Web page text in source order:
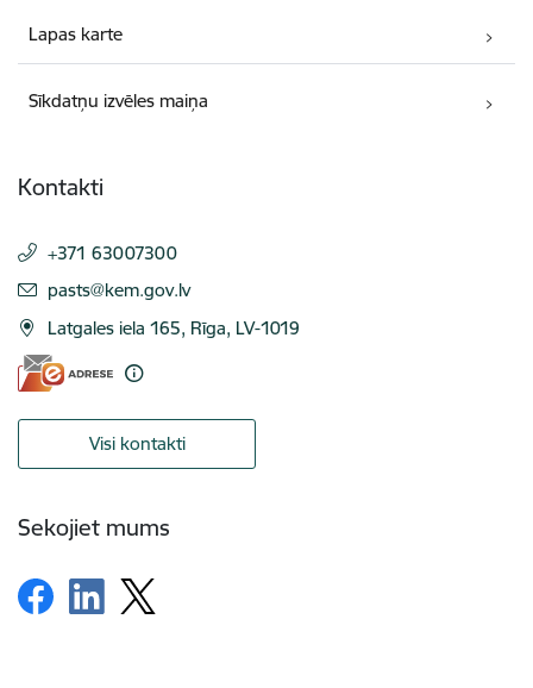
Lapas karte
Sīkdatņu izvēles maiņa
Kontakti
+371 63007300
E-pasts:
pasts@kem.gov.lv
Latgales iela 165, Rīga, LV-1019
Visi kontakti
Sekojiet mums